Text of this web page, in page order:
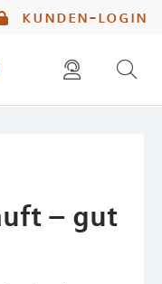
kunden-login
– gut